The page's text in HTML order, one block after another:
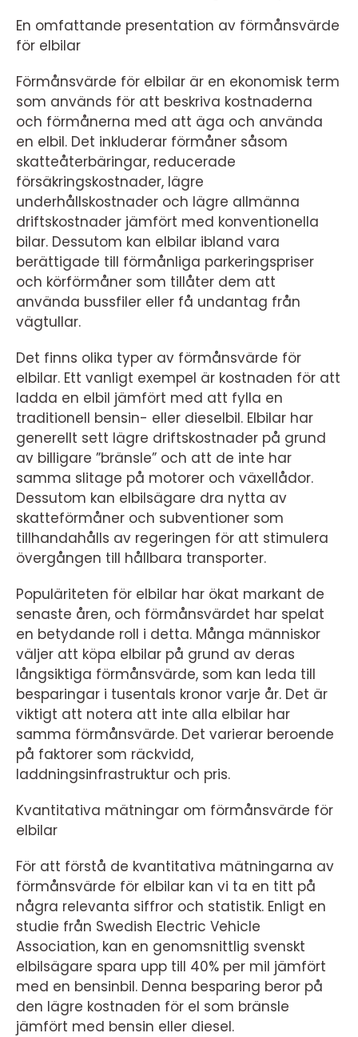
En omfattande presentation av förmånsvärde
för elbilar
Förmånsvärde för elbilar är en ekonomisk term
som används för att beskriva kostnaderna
och förmånerna med att äga och använda
en elbil. Det inkluderar förmåner såsom
skatteåterbäringar, reducerade
försäkringskostnader, lägre
underhållskostnader och lägre allmänna
driftskostnader jämfört med konventionella
bilar. Dessutom kan elbilar ibland vara
berättigade till förmånliga parkeringspriser
och körförmåner som tillåter dem att
använda bussfiler eller få undantag från
vägtullar.
Det finns olika typer av förmånsvärde för
elbilar. Ett vanligt exempel är kostnaden för att
ladda en elbil jämfört med att fylla en
traditionell bensin- eller dieselbil. Elbilar har
generellt sett lägre driftskostnader på grund
av billigare ”bränsle” och att de inte har
samma slitage på motorer och växellådor.
Dessutom kan elbilsägare dra nytta av
skatteförmåner och subventioner som
tillhandahålls av regeringen för att stimulera
övergången till hållbara transporter.
Populäriteten för elbilar har ökat markant de
senaste åren, och förmånsvärdet har spelat
en betydande roll i detta. Många människor
väljer att köpa elbilar på grund av deras
långsiktiga förmånsvärde, som kan leda till
besparingar i tusentals kronor varje år. Det är
viktigt att notera att inte alla elbilar har
samma förmånsvärde. Det varierar beroende
på faktorer som räckvidd,
laddningsinfrastruktur och pris.
Kvantitativa mätningar om förmånsvärde för
elbilar
För att förstå de kvantitativa mätningarna av
förmånsvärde för elbilar kan vi ta en titt på
några relevanta siffror och statistik. Enligt en
studie från Swedish Electric Vehicle
Association, kan en genomsnittlig svenskt
elbilsägare spara upp till 40% per mil jämfört
med en bensinbil. Denna besparing beror på
den lägre kostnaden för el som bränsle
jämfört med bensin eller diesel.